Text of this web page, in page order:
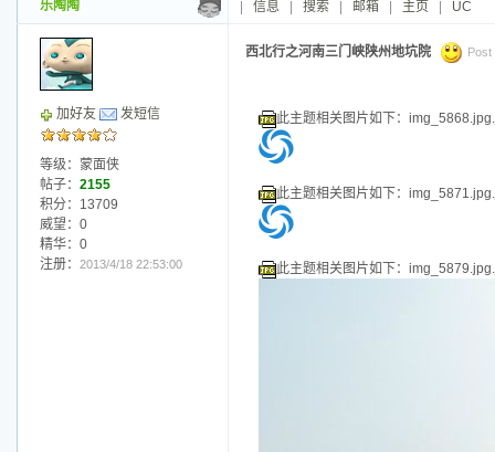
交易帖
小字报
乐陶陶 信息 搜索 邮箱 主页 UC
加好友 发短信
等级：蒙面侠
帖子： 2155
积分：13709
威望：0
精华：0
注册： 2013/4/18 22:53:00
西北行之河南三门峡陕州地坑院 Post
此主题相关图片如下：
此主题相关图片如下：
此主题相关图片如下：